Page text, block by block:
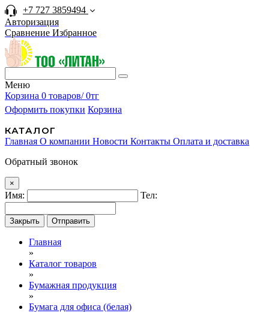
+7 727 3859494
Авторизация
Сравнение Избранное
Меню
Корзина 0 товаров/ 0тг
Оформить покупки Корзина
КАТАЛОГ
Главная О компании Новости Контакты Оплата и доставка
Обратный звонок
×
Имя: Тел:
Закрыть Отправить
Главная
»
Каталог товаров
»
Бумажная продукция
»
Бумага для офиса (белая)